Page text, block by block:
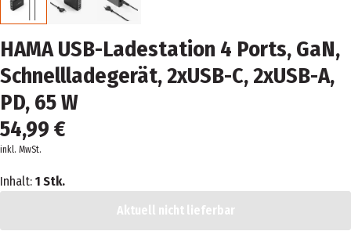
HAMA USB-Ladestation 4 Ports, GaN,
Schnellladegerät, 2xUSB-C, 2xUSB-A,
PD, 65 W
54,99 €
inkl. MwSt.
Inhalt: 1 Stk.
Aktuell nicht lieferbar